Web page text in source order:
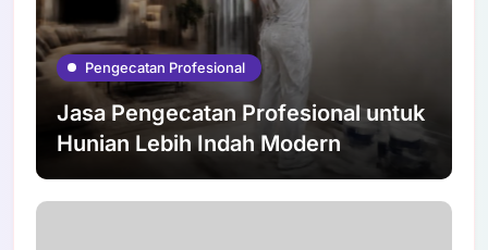
Pengecatan Profesional
Jasa Pengecatan Profesional untuk
Hunian Lebih Indah Modern